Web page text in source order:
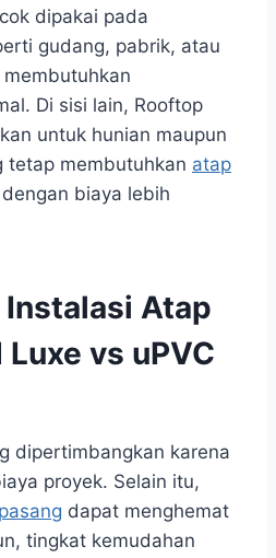
dipakai pada
gudang, pabrik, atau
Di sisi lain, Rooftop
untuk hunian maupun
tetap membutuhkan atap
biaya lebih
Instalasi Atap
Luxe vs uPVC
dipertimbangkan karena
proyek. Selain itu,
dapat menghemat
tingkat kemudahan